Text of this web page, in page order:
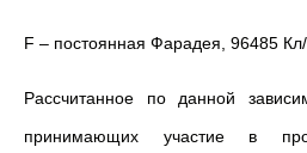
F – постоянная Фарадея, 96485
Рассчитанное по данной
принимающих участие в